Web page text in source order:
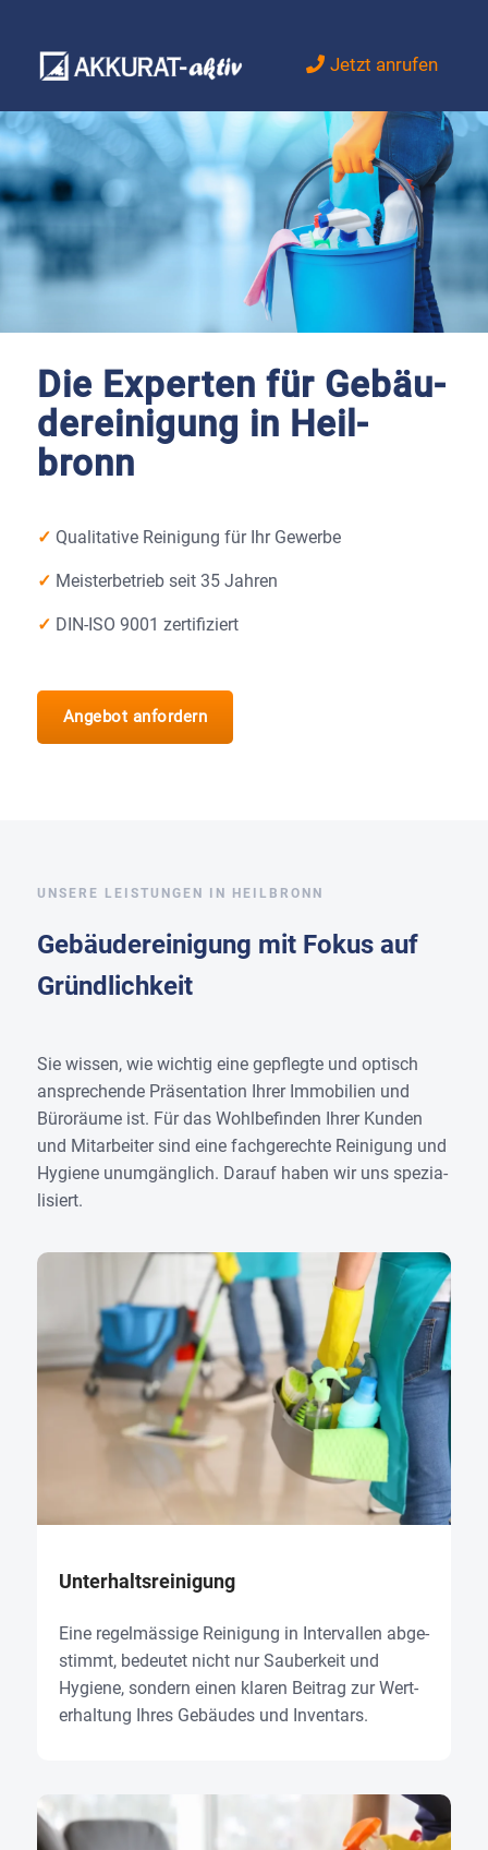
Jetzt anrufen
Die Exper­ten für Gebäu­
de­rei­ni­gung in Heil­
bronn
✓ Qualitative Reinigung für Ihr Gewerbe
✓ Meisterbetrieb seit 35 Jahren
✓ DIN-ISO 9001 zertifiziert
Angebot anfordern
UNSERE LEISTUNGEN IN HEILBRONN
Gebäudereinigung mit Fokus auf
Gründlichkeit
Sie wis­sen, wie wich­tig eine gepfleg­te und optisch
anspre­chen­de Prä­sen­ta­ti­on Ihrer Immo­bi­li­en und
Büro­räu­me ist. Für das Wohl­be­fin­den Ihrer Kun­den
und Mit­ar­bei­ter sind eine fach­ge­rech­te Rei­ni­gung und
Hygie­ne unum­gäng­lich. Dar­auf haben wir uns spe­zia­
li­siert.
Unter­halts­rei­ni­gung
Eine regel­mäs­si­ge Rei­ni­gung in Inter­val­len abge­
stimmt, bedeu­tet nicht nur Sau­ber­keit und
Hygie­ne, son­dern einen kla­ren Bei­trag zur Wert­
erhal­tung Ihres Gebäu­des und Inven­tars.